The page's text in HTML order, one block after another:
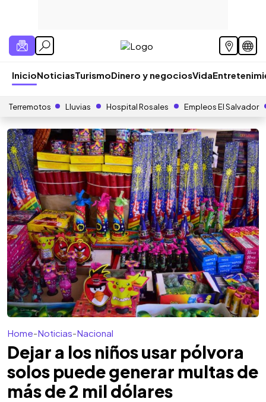
InicioNoticiasTurismoDinero y negociosVida
Terremotos Lluvias Hospital Rosales Empleos El Salvador
Home-Noticias-Nacional
Dejar a los niños usar pólvora
solos puede generar multas de
más de 2 mil dólares